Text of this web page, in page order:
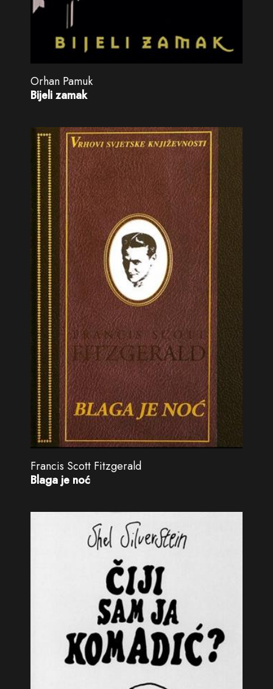
Orhan Pamuk
Bijeli zamak
Francis Scott Fitzgerald
Blaga je noć